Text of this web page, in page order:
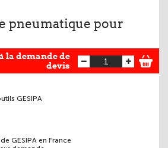
pneumatique pour
la demande de
devis
GESIPA
GESIPA en France